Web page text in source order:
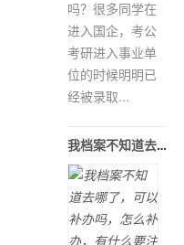
吗？很多同学在
进入国企，考公
考研进入事业单
位的时候明明已
经被录取...
我档案不知道去哪了，可以补办吗，怎么